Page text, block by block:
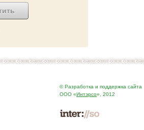
© Разработка и поддержка сайта
ООО «Интэрсо», 2012